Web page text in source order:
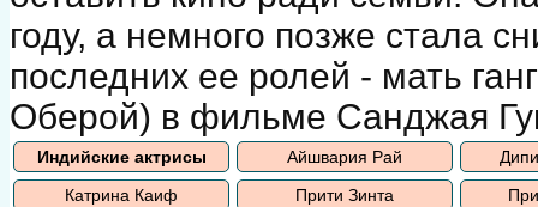
году, а немного позже стала
последних ее ролей - мать
Оберой) в фильме Санджая
Индийские актрисы Айшвария Рай
Катрина Каиф
Прити Зинта